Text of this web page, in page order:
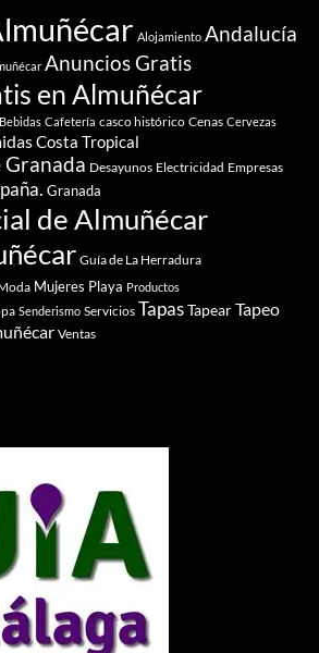
Alojamiento Andalucía
Anuncios Gratis
en Almuñécar
Bebidas Cafetería casco histórico Cenas Cervezas
Costa Tropical
Granada Desayunos Electricidad Empresas
Granada
de Almuñécar
Guía de La Herradura
Mujeres Playa Productos
Senderismo Servicios TapasTapearTapeo
Ventas